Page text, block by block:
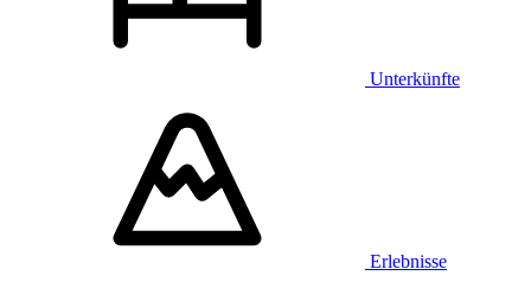
Unterkünfte
Erlebnisse